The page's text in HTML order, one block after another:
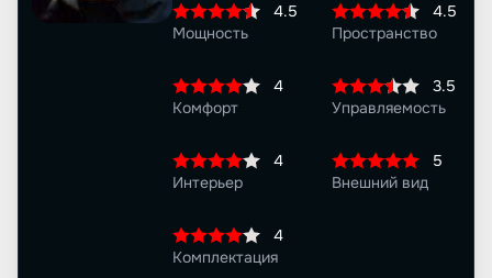
4.5
Мощность
4.5
Пространство
4
Комфорт
3.5
Управляемость
4
Интерьер
5
Внешний вид
4
Комплектация